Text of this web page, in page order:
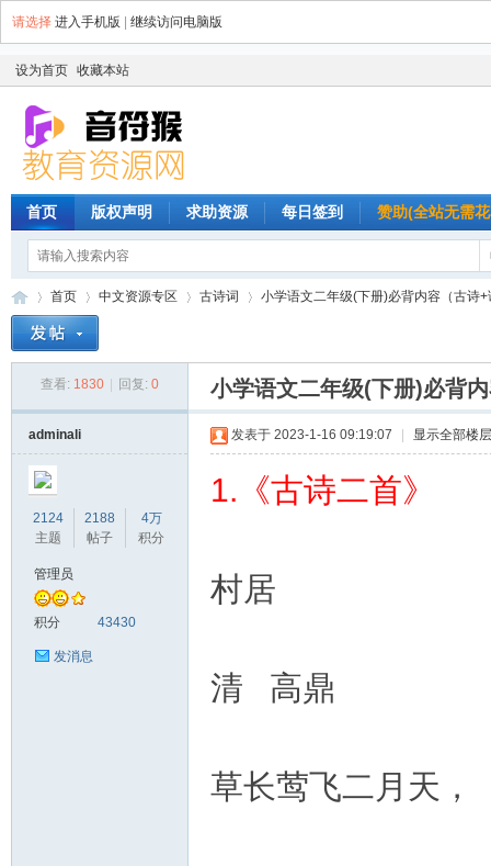
请选择 进入手机版 继续访问电脑版
设为首页 收藏本站
首页 版权声明 求助资源 每日签到 赞助(全站无需
首页
›
中文资源专区 古诗词
›
小学语文二年级(下册)必背内容（古诗
查看: 1830 回复: 0 小学语文二年级(下册)必背
adminali
2124
主题
2188
帖子
4万
积分
管理员
积分 43430
发消息
发表于 2023-1-16 09:19:07 显示全部楼层
1.《古诗二首》
村居
清 高鼎
草长莺飞二月天，